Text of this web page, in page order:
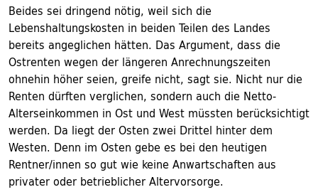
Beides sei dringend nötig, weil sich die
Lebenshaltungskosten in beiden Teilen des Landes
bereits angeglichen hätten. Das Argument, dass die
Ostrenten wegen der längeren Anrechnungszeiten
ohnehin höher seien, greife nicht, sagt sie. Nicht nur die
Renten dürften verglichen, sondern auch die Netto-
Alterseinkommen in Ost und West müssten berücksichtigt
werden. Da liegt der Osten zwei Drittel hinter dem
Westen. Denn im Osten gebe es bei den heutigen
Rentner/innen so gut wie keine Anwartschaften aus
privater oder betrieblicher Altervorsorge.